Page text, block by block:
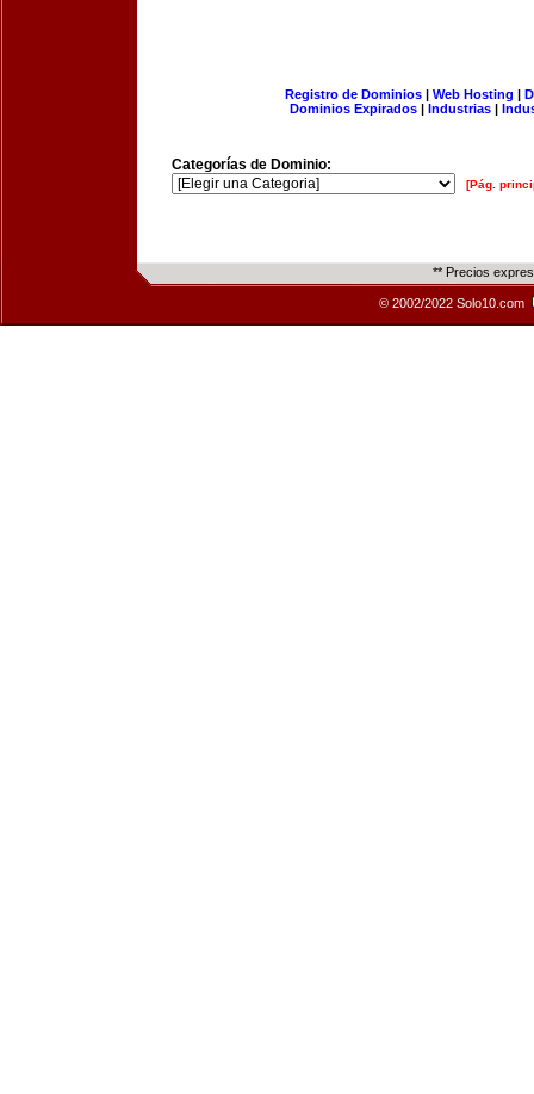
Registro de Dominios| Web Hosting |
Dominios Expirados | Industrias |
Categorías de Dominio:
[Pág.
** Precios
© 2002/2022 Solo10.com